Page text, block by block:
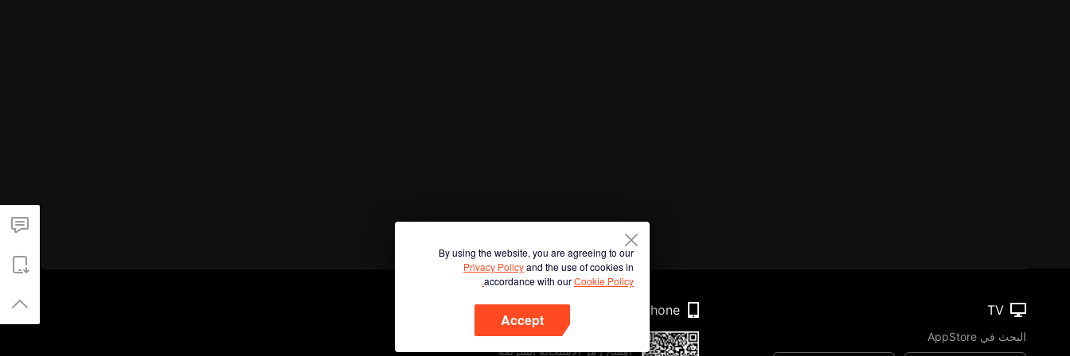
By using the website, you are agreeing to our
Privacy Policyand the use of cookies in
accordance with ourCookie Policy.
Accept
TV
البحث في AppStore
Phone
امسح رمز الاستجابة السريعة